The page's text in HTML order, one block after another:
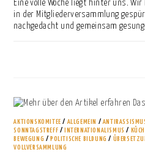
Eine volle Woche liegt hinter uns.
in der Mitgliederversammlung
nachgedacht und gemeinsam
AKTIONSKOMITEE / ALLGEMEIN /
SONNTAGSTREFF / INTERNATIONALISMUS /
BEWEGUNG /POLITISCHE BILDUNG /
VOLLVERSAMMLUNG